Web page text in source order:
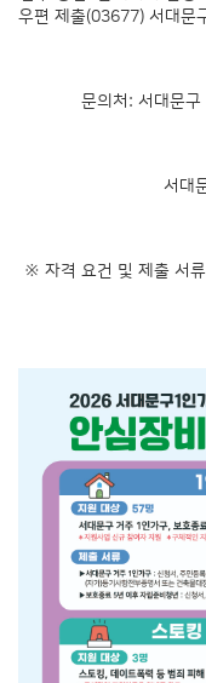
우편 제출(03677) 서대문
문의처: 서대문
서대문구
※ 자격 요건 및 제출 서